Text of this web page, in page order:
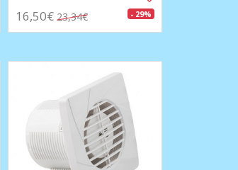
16,50€ 23,34€ - 29%